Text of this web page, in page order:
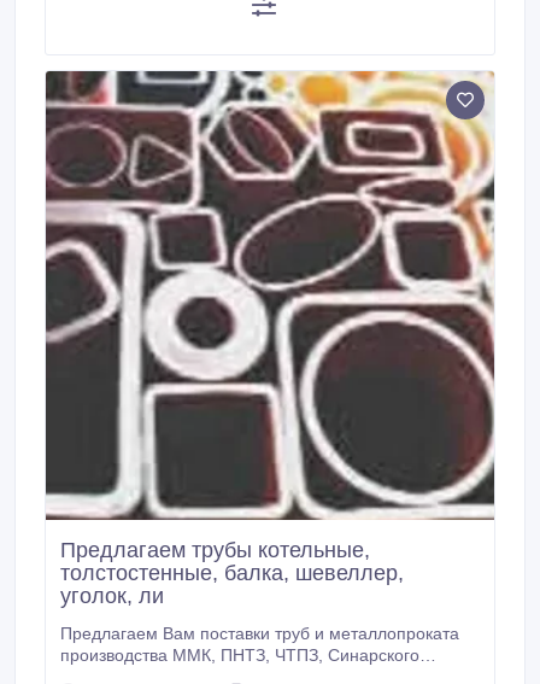
Предлагаем трубы котельные,
толстостенные, балка, шевеллер,
уголок, ли
Предлагаем Вам поставки труб и металлопроката
производства ММК, ПНТЗ, ЧТПЗ, Синарского